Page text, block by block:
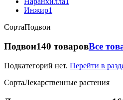
Инжир1
СортаПодвои
Подвои140 товаровВсе
Подкатегорий нет. Перейти в
СортаЛекарственные растения